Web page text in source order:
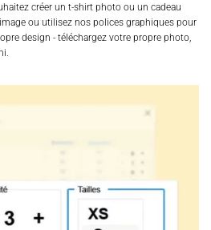
créer un t-shirt photo ou un cadeau
ou utilisez nos polices graphiques pour
design - téléchargez votre propre photo,